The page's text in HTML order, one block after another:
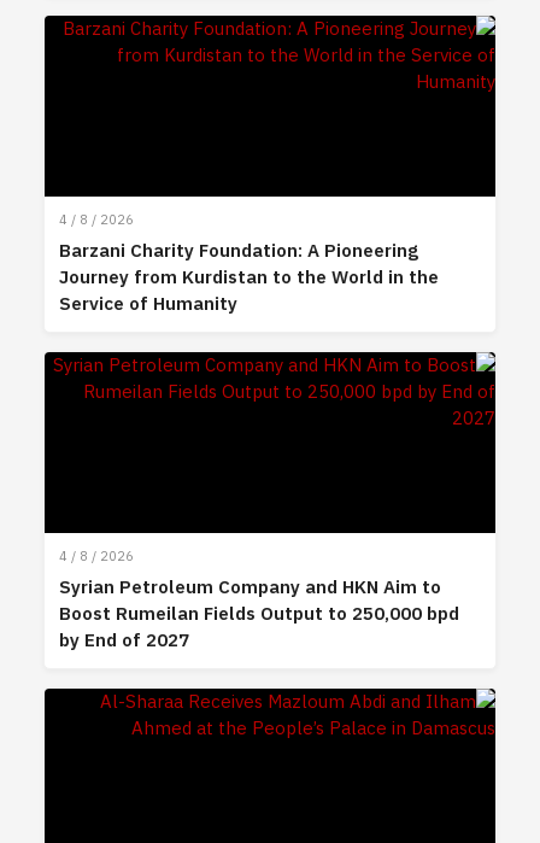
4 / 8 / 2026
Barzani Charity Foundation: A Pioneering
Journey from Kurdistan to the World in the
Service of Humanity
4 / 8 / 2026
Syrian Petroleum Company and HKN Aim to
Boost Rumeilan Fields Output to 250,000 bpd
by End of 2027